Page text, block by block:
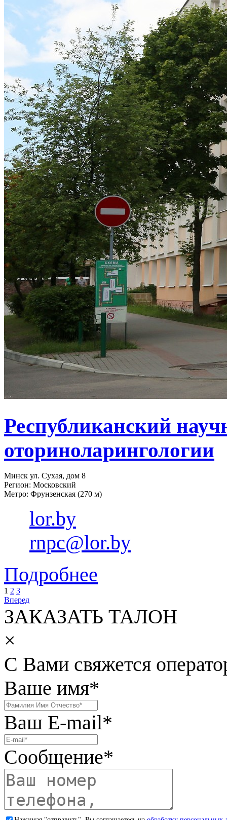
Республиканский
оториноларингологии
Минск ул. Сухая, дом 8
Регион: Московский
Метро: Фрунзенская (270 м)
lor.by
rnpc@lor.by
Подробнее
1 2 3
Вперед
ЗАКАЗАТЬ ТАЛОН
×
С Вами свяжется
Ваше имя*
Ваш E-mail*
Сообщение*